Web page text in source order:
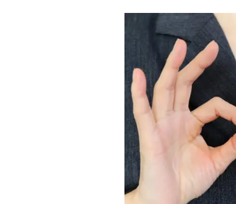
助けることもあれば
それが自然な関係です
「頑張り続ける
障がいがある人の中
「普通に見られたい」
「ちゃんとしていると
という気持ちから無理